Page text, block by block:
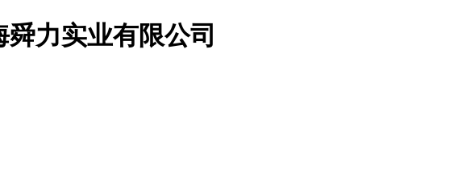
舜力实业有限公司